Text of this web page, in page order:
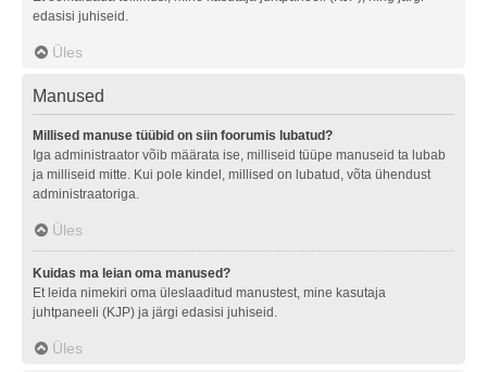
edasisi juhiseid.
Üles
Manused
Millised manuse tüübid on siin foorumis lubatud?
Iga administraator võib määrata ise, milliseid tüüpe manuseid ta lubab
ja milliseid mitte. Kui pole kindel, millised on lubatud, võta ühendust
administraatoriga.
Üles
Kuidas ma leian oma manused?
Et leida nimekiri oma üleslaaditud manustest, mine kasutaja
juhtpaneeli (KJP) ja järgi edasisi juhiseid.
Üles